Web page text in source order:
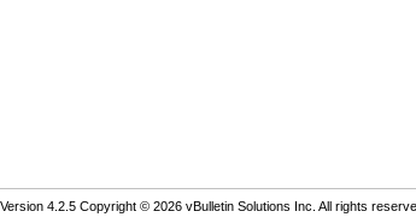
4.2.5 Copyright © 2026 vBulletin Solutions Inc. All rights